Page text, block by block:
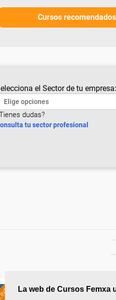
La web de Cursos Femxa
Cursos
el Sector de tu empresa:
dudas?
tu sector profesional